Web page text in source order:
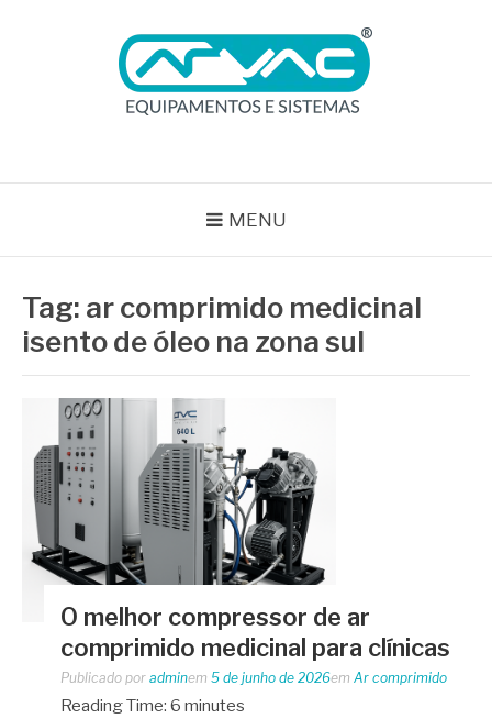
MENU
Tag: ar comprimido medicinal
isento de óleo na zona sul
O melhor compressor de ar
comprimido medicinal para clínicas
Publicado por adminem 5 de junho de 2026em Ar comprimido
Reading Time: 6 minutes